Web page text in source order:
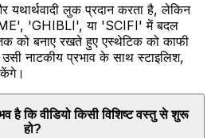
यथार्थवादी लुक प्रदान करता है, लेकिन
'GHIBLI', या 'SCIFI' में बदल
को बनाए रखते हुए एस्थेटिक को काफी
नाटकीय प्रभाव के साथ स्टाइलिश,
है कि वीडियो किसी विशिष्ट वस्तु से शुरू
हो?